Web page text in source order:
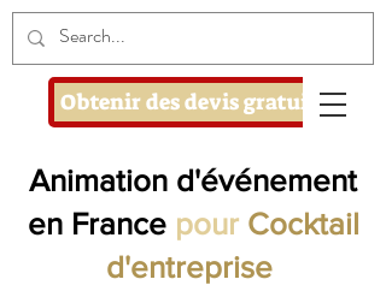
Obtenir des devis gratuits
Animation d'événement
en France pour Cocktail
d'entreprise